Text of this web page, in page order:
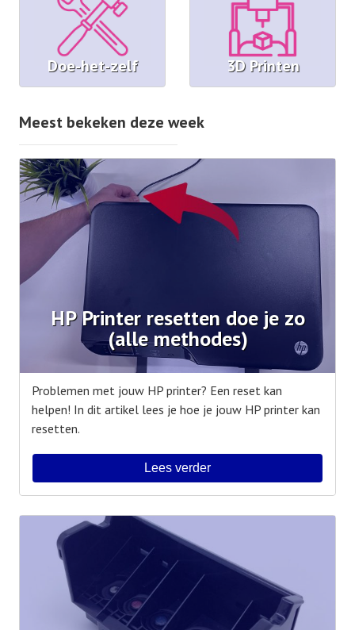
Doe-het-zelf 3D Printen
Meest bekeken deze week
HP Printer resetten doe je zo
(alle methodes)
Problemen met jouw HP printer? Een reset kan
helpen! In dit artikel lees je hoe je jouw HP printer kan
resetten.
Lees verder